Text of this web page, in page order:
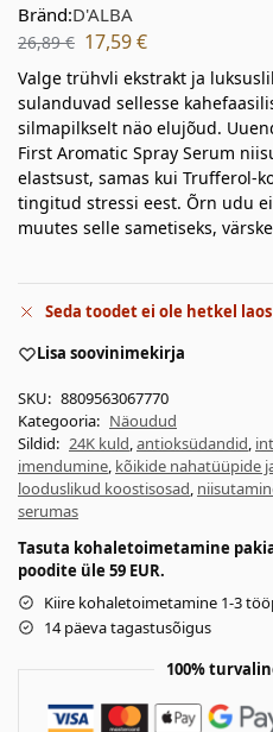
Bränd:D'ALBA
26,89€ 17,59€
Valge trühvli ekstrakt ja
sulanduvad sellesse
silmapilkselt näo elujõud.
First Aromatic Spray Serum
elastsust, samas kui Trufferol-
tingitud stressi eest. Õrn udu
muutes selle sametiseks,
Seda toodet ei ole hetkel
Lisa soovinimekirja
SKU: 8809563067770
Kategooria: Näoudud
Sildid: 24K kuld,antioksüdandid,
imendumine, kõikide nahatüüpide
looduslikud koostisosad,
serumas
Tasuta kohaletoimetamine
poodite üle 59 EUR.
Kiire kohaletoimetamine 1-3
14 päeva tagastusõigus
100%